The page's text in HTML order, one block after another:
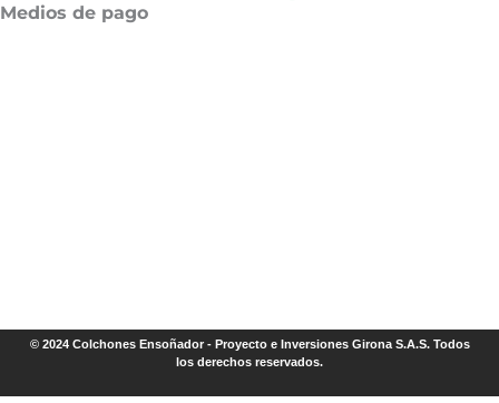
Medios de pago
© 2024 Colchones Ensoñador - Proyecto e Inversiones Girona S.A.S. Todos
los derechos reservados.